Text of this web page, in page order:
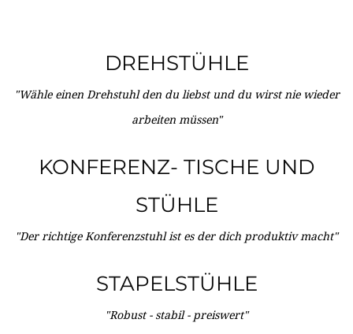
DREHSTÜHLE
"Wähle einen Drehstuhl den du liebst und du wirst nie wieder
arbeiten müssen"
KONFERENZ- TISCHE UND
STÜHLE
"Der richtige Konferenzstuhl ist es der dich produktiv macht"
STAPELSTÜHLE
"Robust - stabil - preiswert"